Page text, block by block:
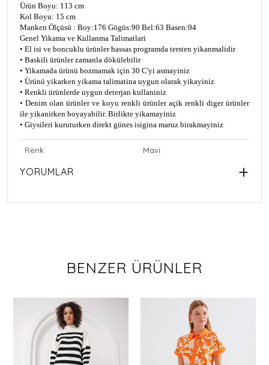
Ürün Boyu: 113 cm
Kol Boyu: 15 cm
Manken Ölçüsü : Boy:176 Gögüs:90 Bel:63 Basen:94
Genel Yikama ve Kullanma Talimatlari
• El isi ve boncuklu ürünler hassas programda tersten yikanmalidir
• Baskili ürünler zamanla dökülebilir
• Yikamada ürünü bozmamak için 30 C'yi asmayiniz
• Ürünü yikarken yikama talimatina uygun olarak yikayiniz
• Renkli ürünlerde uygun deterjan kullaniniz
• Denim olan ürünler ve koyu renkli ürünler açik renkli diger ürünler
ile yikanirken boyayabilir. Birlikte yikamayiniz
• Giysileri kuruturken direkt günes isigina maruz birakmayiniz
Renk Mavi
YORUMLAR
BENZER ÜRÜNLER